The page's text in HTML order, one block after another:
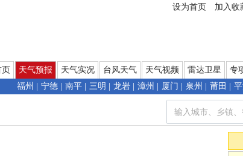
设为首页 加入收
天气预报 天气实况 台风天气 天气视频 雷达卫星 专
福州
宁德 南平 三明 龙岩 漳州 厦门 泉州 莆田